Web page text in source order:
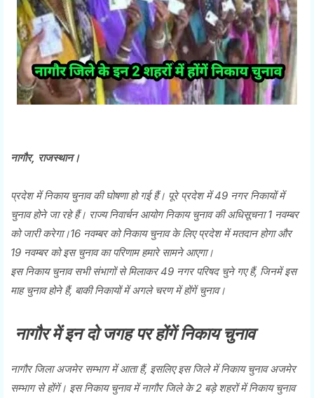
नागौर, राजस्थान।
प्रदेश में निकाय चुनाव की घोषणा हो गई हैं। पूरे प्रदेश में 49 नगर निकायों में
चुनाव होने जा रहे हैं। राज्य निवार्चन आयोग निकाय चुनाव की अधिसूचना 1 नवम्बर
को जारी करेगा।16 नवम्बर को निकाय चुनाव के लिए प्रदेश में मतदान होगा और
19 नवम्बर को इस चुनाव का परिणाम हमारे सामने आएगा।
इस निकाय चुनाव सभी संभागों से मिलाकर 49 नगर परिषद चुने गए हैं, जिनमें इस
माह चुनाव होने हैं, बाकी निकायों में अगले चरण में होंगें चुनाव।
नागौर में इन दो जगह पर होंगें निकाय चुनाव
नागौर जिला अजमेर सम्भाग में आता हैं, इसलिए इस जिले में निकाय चुनाव अजमेर
सम्भाग से होंगें। इस निकाय चुनाव में नागौर जिले के 2 बड़े शहरों में निकाय चुनाव